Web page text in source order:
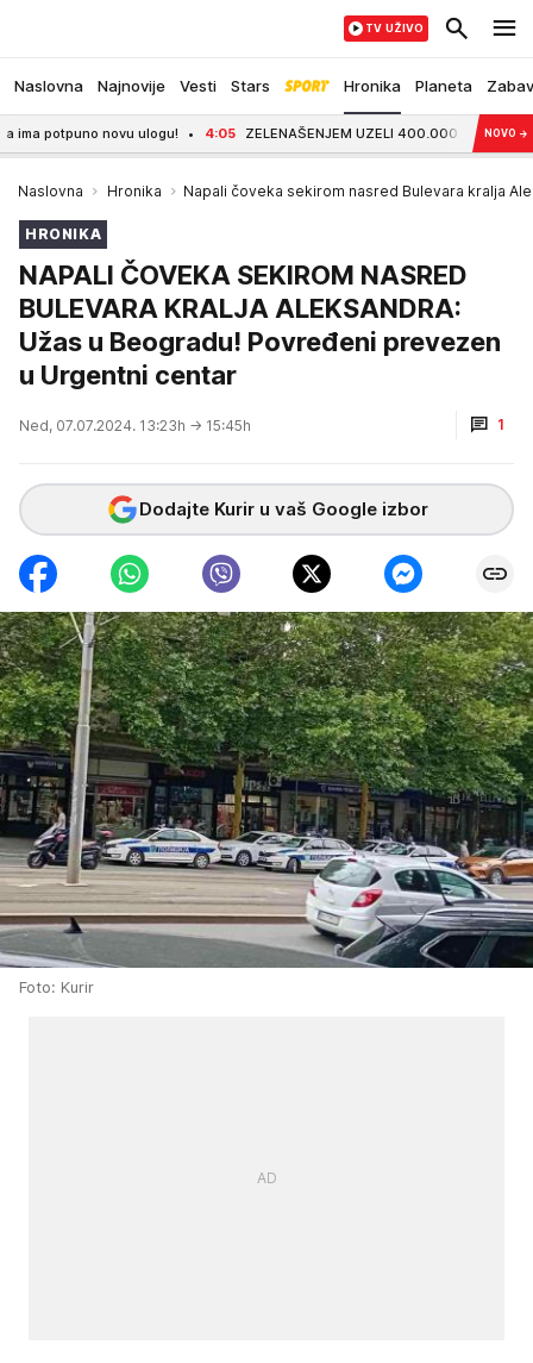
Naslovna Najnovije Vesti Stars Hronika Planeta
TV UŽIVO
novu ulogu! 4:05 ZELENAŠENJEM UZELI 400.000 EVRA: NOVO →
Naslovna Hronika Napali čoveka sekirom nasred Bulevara kralja
HRONIKA
NAPALI ČOVEKA SEKIROM NASRED
BULEVARA KRALJA ALEKSANDRA:
Užas u Beogradu! Povređeni prevezen
u Urgentni centar
Ned, 07.07.2024. 13:23h → 15:45h 1
Dodajte Kurir u vaš Google izbor
Foto: Kurir